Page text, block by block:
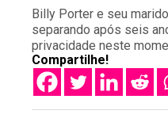
Billy Porter e seu
separando após seis
privacidade neste
Compartilhe!